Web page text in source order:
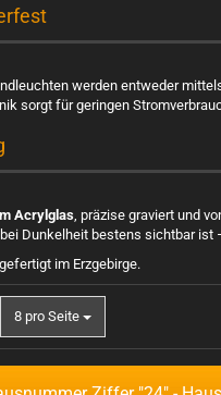
werden entweder
sorgt für geringen
Acrylglas, präzise graviert und
Dunkelheit bestens sichtbar
im Erzgebirge.
8 pro Seite